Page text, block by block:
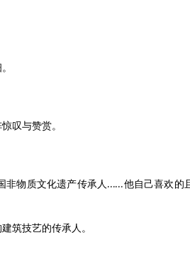
叹与赞赏。
物质文化遗产传承人……他自己喜欢的
筑技艺的传承人。